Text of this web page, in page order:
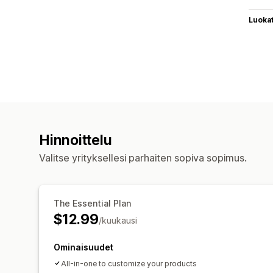
Luokat
Hinnoittelu
Valitse yrityksellesi parhaiten sopiva sopimus.
The Essential Plan
$12.99/kuukausi
Ominaisuudet
All-in-one to customize your products